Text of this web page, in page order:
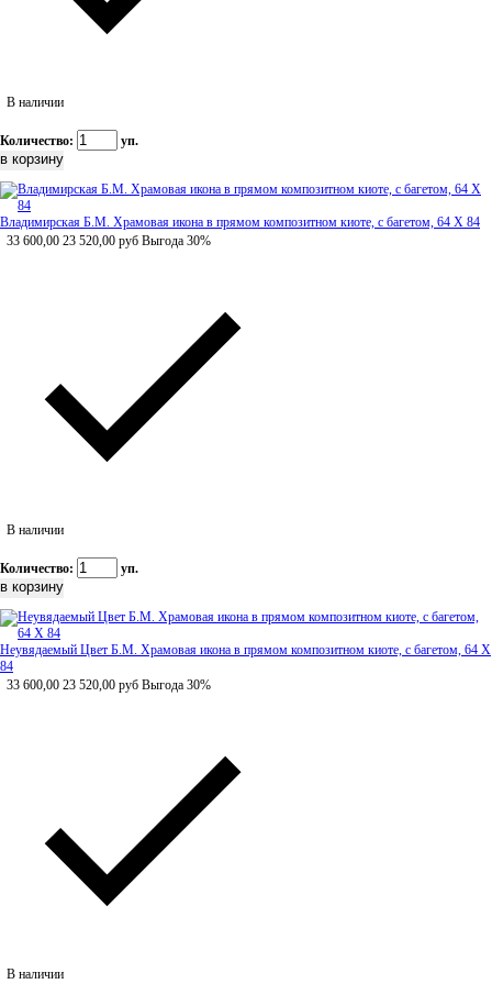
В наличии
Количество: уп.
Владимирская Б.М. Храмовая икона в прямом композитном киоте, с багетом, 64 Х 84
33 600,00 23 520,00 руб Выгода 30%
В наличии
Количество: уп.
Неувядаемый Цвет Б.М. Храмовая икона в прямом композитном киоте, с багетом, 64 Х
84
33 600,00 23 520,00 руб Выгода 30%
В наличии